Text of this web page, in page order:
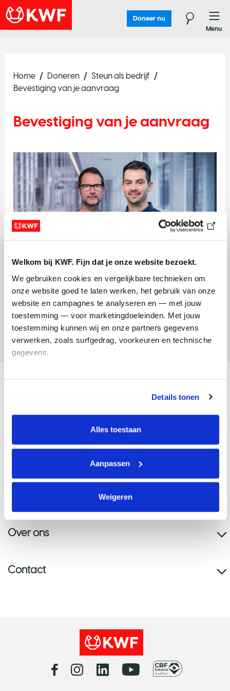
Welkom bij KWF. Fijn dat je onze website bezoekt.
We gebruiken cookies en vergelijkbare technieken om
onze website goed te laten werken, het gebruik van onze
website en campagnes te analyseren en — met jouw
toestemming — voor marketingdoeleinden. Met jouw
toestemming kunnen wij en onze partners gegevens
verwerken, zoals surfgedrag, voorkeuren en technische
gegevens.
tonen. Je kunt je toestemming op elk moment wijzigen of
intrekken via Cookie instellingen onderaan de pagina. De
lijst met cookies is te vinden in het tabblad “details”.
Details tonen
Alles toestaan
Aanpassen
Weigeren
Doneer nu
Menu
Home Doneren
Steun als bedrijf
Bevestiging van je aanvraag
Bevestiging van je aanvraag
Hartelijk dank voor je aanvraag. Je ontvangt de
digitale brochureSamen snellerbinnen enkele minuten
via e-mail. Controleer zo nodig de map Ongewenste e-
mail.
Kanker voorkomen
Over ons
Contact